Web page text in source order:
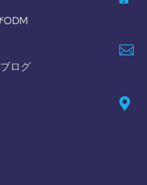
ODM
ログ

